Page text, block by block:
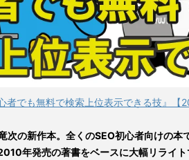
者でも無料で検索上位表示できる技』【
次の新作本。全くのSEO初心者向けの本
年発売の著書をベースに大幅リライ